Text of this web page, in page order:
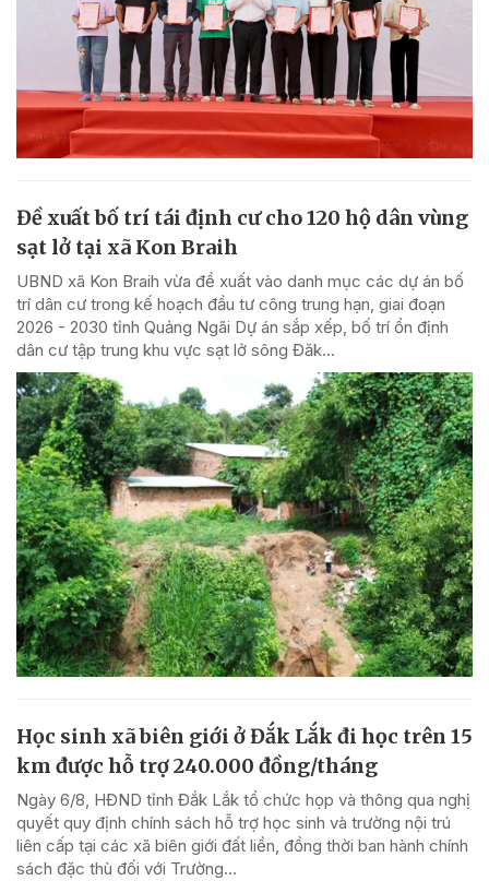
Đề xuất bố trí tái định cư cho 120 hộ dân vùng
sạt lở tại xã Kon Braih
UBND xã Kon Braih vừa đề xuất vào danh mục các dự án bố
trí dân cư trong kế hoạch đầu tư công trung hạn, giai đoạn
2026 - 2030 tỉnh Quảng Ngãi Dự án sắp xếp, bố trí ổn định
dân cư tập trung khu vực sạt lở sông Đăk...
Học sinh xã biên giới ở Đắk Lắk đi học trên 15
km được hỗ trợ 240.000 đồng/tháng
Ngày 6/8, HĐND tỉnh Đắk Lắk tổ chức họp và thông qua nghị
quyết quy định chính sách hỗ trợ học sinh và trường nội trú
liên cấp tại các xã biên giới đất liền, đồng thời ban hành chính
sách đặc thù đối với Trường...